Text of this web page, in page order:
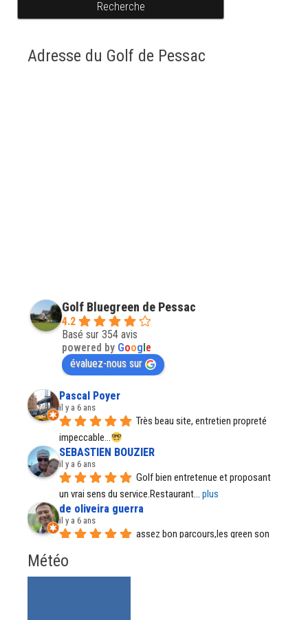
Recherche
Adresse du Golf de Pessac
Golf Bluegreen de Pessac
4.2
Basé sur 354 avis
powered by Google
évaluez-nous sur
Pascal Poyer
il y a 6 ans
Très beau site, entretien propreté
impeccable...
SEBASTIEN BOUZIER
il y a 6 ans
Golf bien entretenue et proposant
un vrai sens du service.Restaurant... plus
de oliveira guerra
il y a 6 ans
assez bon parcours,les green son
Régine Santos
il y a 7 ans
Météo